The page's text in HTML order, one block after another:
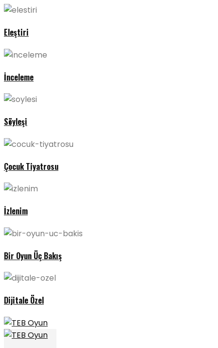
Eleştiri
İnceleme
Söyleşi
Çocuk Tiyatrosu
İzlenim
Bir Oyun Üç Bakış
Dijitale Özel